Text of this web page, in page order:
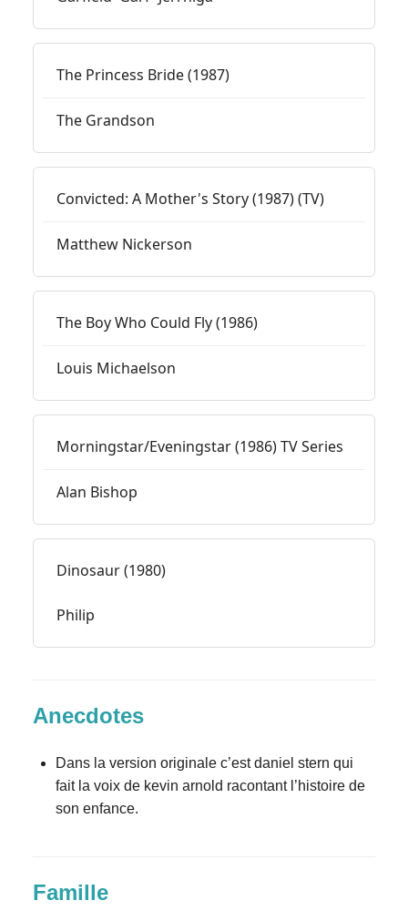
The Princess Bride (1987)
The Grandson
Convicted: A Mother's Story (1987) (TV)
Matthew Nickerson
The Boy Who Could Fly (1986)
Louis Michaelson
Morningstar/Eveningstar (1986) TV Series
Alan Bishop
Dinosaur (1980)
Philip
Anecdotes
Dans la version originale c’est daniel stern qui
fait la voix de kevin arnold racontant l’histoire de
son enfance.
Famille